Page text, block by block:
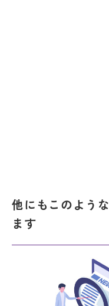
他にもこのよう
ます